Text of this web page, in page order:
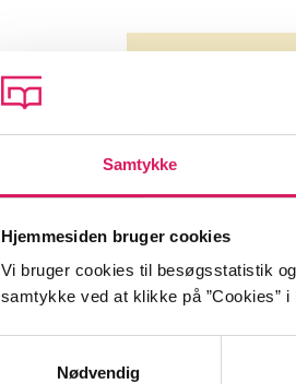
Samtykke
Hjemmesiden bruger cookies
Vi bruger cookies til besøgsstatistik
samtykke ved at klikke på ”Cookies”
Nødvendig
BEGYND MED DENNE
Del 1 -Den